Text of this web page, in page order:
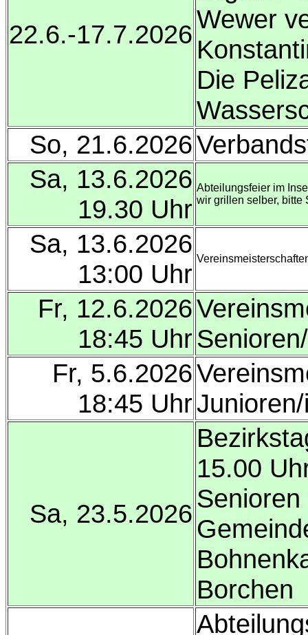
22.6.-17.7.2026
Wewer
Die
So, 21.6.2026
Sa, 13.6.2026
19.30 Uhr
Abteilungsfeier im
wir grillen selber, bitte
Sa, 13.6.2026
13:00 Uhr
Fr, 12.6.2026
18:45 Uhr
Fr, 5.6.2026
18:45 Uhr
Sa, 23.5.2026
15.00
Senioren
Borchen